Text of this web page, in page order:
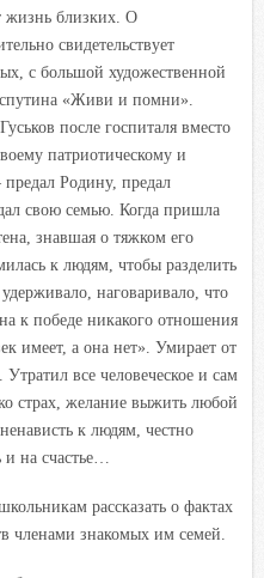
жизнь близких. О
свидетельствует
с большой художественной
«Живи и помни».
после госпиталя вместо
патриотическому и
Родину, предал
свою семью. Когда пришла
знавшая о тяжком его
к людям, чтобы разделить
наговаривало, что
к победе никакого отношения
имеет, а она нет». Умирает от
все человеческое и сам
страх, желание выжить любой
к людям, честно
на счастье…
рассказать о фактах
членами знакомых им семей.